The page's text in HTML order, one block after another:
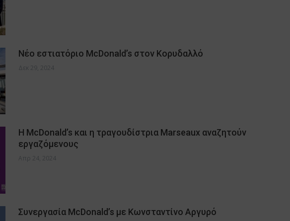
Nέο εστιατόριο McDonald’s στον Κορυδαλλό
Δεκ 29, 2024
Η McDonald’s και η τραγουδίστρια Marseaux αναζητούν
εργαζόμενους
Απρ 24, 2024
Συνεργασία McDonald’s με Κωνσταντίνο Αργυρό